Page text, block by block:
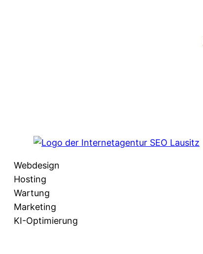
Webdesign
Hosting
Wartung
Marketing
KI-Optimierung